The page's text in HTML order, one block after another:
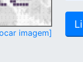
imagem]